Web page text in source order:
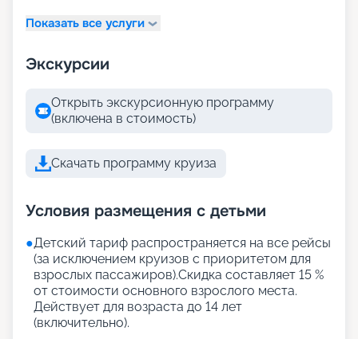
Показать все услуги
Экскурсии
Открыть экскурсионную программу
(включена в стоимость)
Скачать программу круиза
Условия размещения с детьми
●Детский тариф распространяется на все рейсы
(за исключением круизов с приоритетом для
взрослых пассажиров).Скидка составляет 15 %
от стоимости основного взрослого места.
Действует для возраста до 14 лет
(включительно).